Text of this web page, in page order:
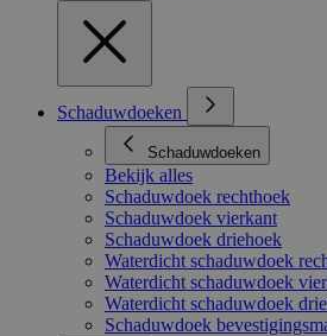
Schaduwdoeken
Schaduwdoeken
Bekijk alles
Schaduwdoek rechthoek
Schaduwdoek vierkant
Schaduwdoek driehoek
Waterdicht schaduwdoek
Waterdicht schaduwdoek
Waterdicht schaduwdoek
Schaduwdoek